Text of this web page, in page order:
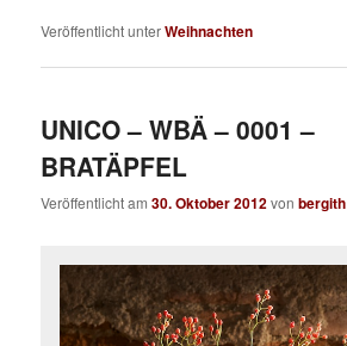
Veröffentlicht unterWeihnachten
UNICO – WBÄ – 0001 –
BRATÄPFEL
Veröffentlicht am30. Oktober 2012vonbergith